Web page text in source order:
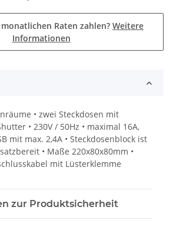
Raten zahlen? Weitere
Informationen
• zwei Steckdosen mit
• 230V / 50Hz • maximal 16A,
mit max. 2,4A • Steckdosenblock ist
• Maße 220x80x80mm •
mit Lüsterklemme
zur Produktsicherheit